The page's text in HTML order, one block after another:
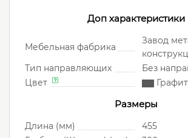
Доп характеристики
Мебельная фабрика
Завод
Тип направляющих
Без
Цвет
Графит
Размеры
Длина (мм)
455